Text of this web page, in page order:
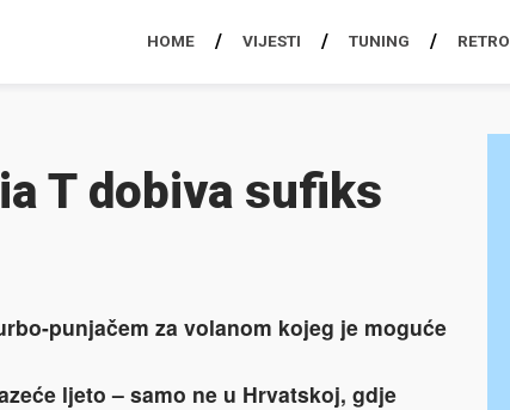
HOME VIJESTI TUNING RETRO
T dobiva sufiks
punjačem za volanom kojeg je moguće
ljeto – samo ne u Hrvatskoj, gdje